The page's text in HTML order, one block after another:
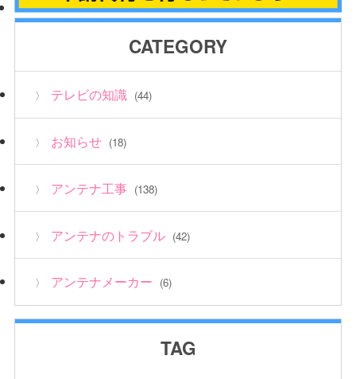
CATEGORY
テレビの知識 (44)
お知らせ (18)
アンテナ工事 (138)
アンテナのトラブル (42)
アンテナメーカー (6)
TAG